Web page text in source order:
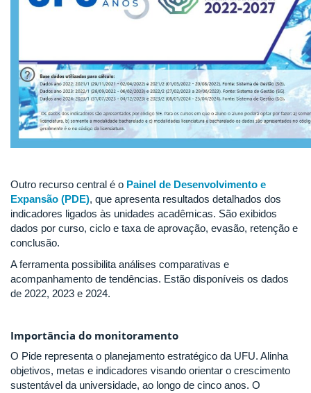
Outro recurso central é o Painel de Desenvolvimento e
Expansão (PDE), que apresenta resultados detalhados dos
indicadores ligados às unidades acadêmicas. São exibidos
dados por curso, ciclo e taxa de aprovação, evasão, retenção e
conclusão.
A ferramenta possibilita análises comparativas e
acompanhamento de tendências. Estão disponíveis os dados
de 2022, 2023 e 2024.
Importância do monitoramento
O Pide representa o planejamento estratégico da UFU. Alinha
objetivos, metas e indicadores visando orientar o crescimento
sustentável da universidade, ao longo de cinco anos. O